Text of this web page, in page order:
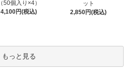
（50個入り×4）
4,100円(税込)
ット
2,850円(税込)
もっと見る